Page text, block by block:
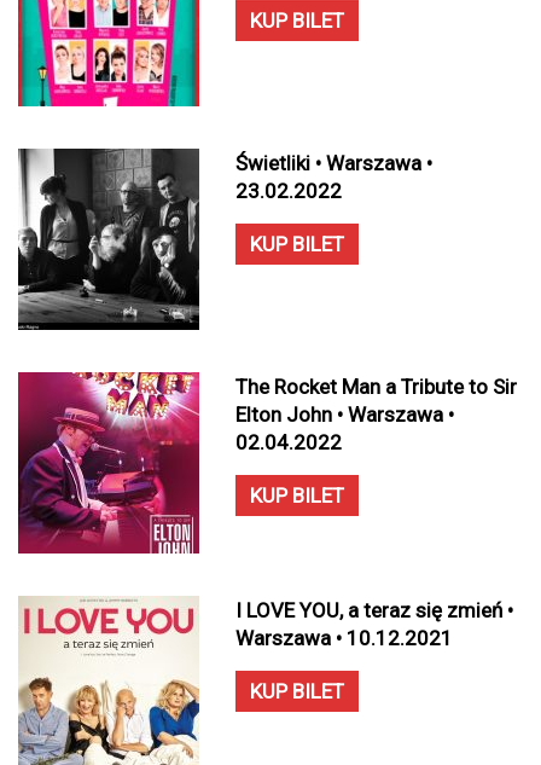
KUP BILET
Świetliki • Warszawa •
23.02.2022
KUP BILET
The Rocket Man a Tribute to Sir
Elton John • Warszawa •
02.04.2022
KUP BILET
I LOVE YOU, a teraz się zmień •
Warszawa • 10.12.2021
KUP BILET